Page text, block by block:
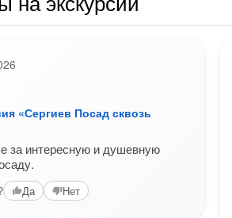
«Сергиев Посад сквозь
за интересную и душевную
Да Нет